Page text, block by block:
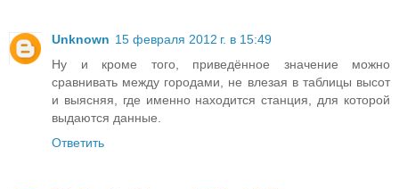
Unknown 15 февраля 2012 г. в 15:49
Ну и кроме того, приведённое значение можно
сравнивать между городами, не влезая в таблицы высот
и выясняя, где именно находится станция, для которой
выдаются данные.
Ответить